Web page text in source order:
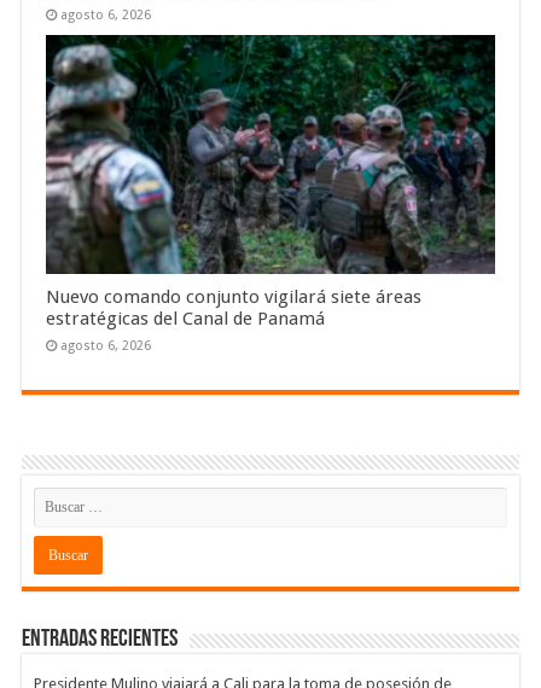
agosto 6, 2026
Nuevo comando conjunto vigilará siete áreas
estratégicas del Canal de Panamá
agosto 6, 2026
Entradas recientes
Presidente Mulino viajará a Cali para la toma de posesión de